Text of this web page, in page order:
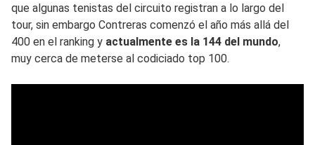
que algunas tenistas del circuito registran a lo largo del
tour, sin embargo Contreras comenzó el año más allá del
400 en el ranking y actualmente es la 144 del mundo,
muy cerca de meterse al codiciado top 100.